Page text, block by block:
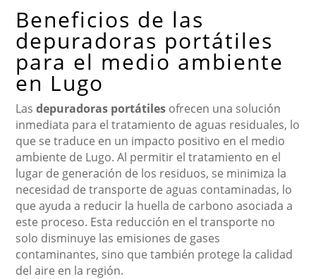
Beneficios de las
depuradoras portátiles
para el medio ambiente
en Lugo
Lasdepuradoras portátiles ofrecen una solución
inmediata para el tratamiento de aguas residuales, lo
que se traduce en un impacto positivo en el medio
ambiente de Lugo. Al permitir el tratamiento en el
lugar de generación de los residuos, se minimiza la
necesidad de transporte de aguas contaminadas, lo
que ayuda a reducir la huella de carbono asociada a
este proceso. Esta reducción en el transporte no
solo disminuye las emisiones de gases
contaminantes, sino que también protege la calidad
del aire en la región.